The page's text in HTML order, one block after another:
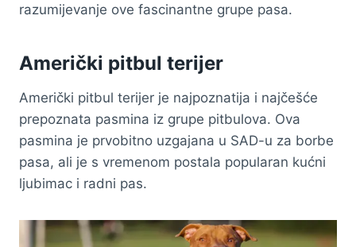
razumijevanje ove fascinantne grupe pasa.
Američki pitbul terijer
Američki pitbul terijer je najpoznatija i najčešće
prepoznata pasmina iz grupe pitbulova. Ova
pasmina je prvobitno uzgajana u SAD-u za borbe
pasa, ali je s vremenom postala popularan kućni
ljubimac i radni pas.